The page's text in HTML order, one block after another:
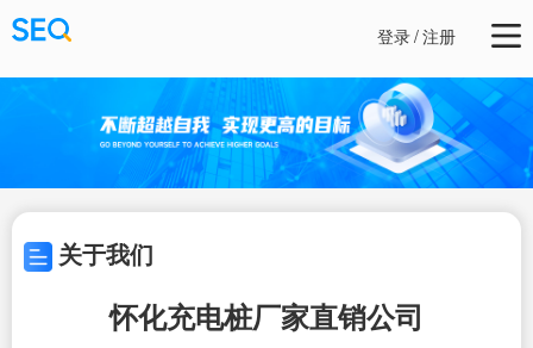
登录/注册
关于我们
怀化充电桩厂家直销公司